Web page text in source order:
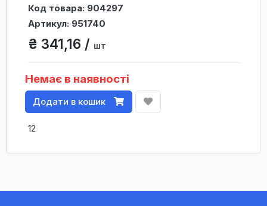
Код товара: 904297
Артикул: 951740
₴ 341,16 / шт
Немає в наявності
Додати в кошик
12